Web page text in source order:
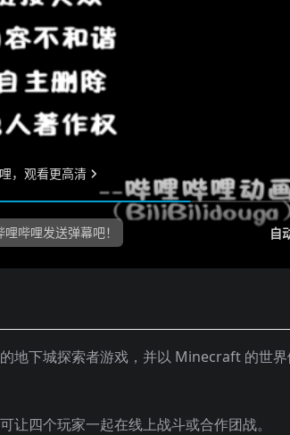
地下城探索者游戏，并以 Minecraft 的世界
四个玩家一起在线上战斗或合作团战。